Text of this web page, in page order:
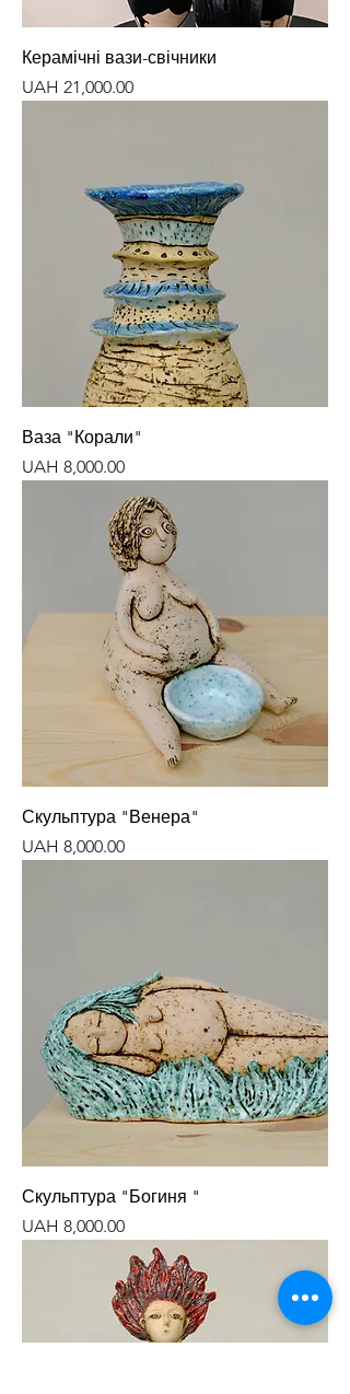
Керамічні вази-свічники
Price
UAH 21,000.00
Ваза "Корали"
Price
UAH 8,000.00
Скульптура "Венера"
Price
UAH 8,000.00
Скульптура "Богиня "
Price
UAH 8,000.00